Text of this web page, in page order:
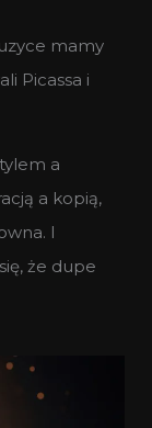
mamy
Picassa i
a
a kopią,
I
że dupe